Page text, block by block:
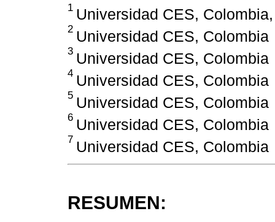
1 Universidad CES,
2 Universidad CES, Colombia
3 Universidad CES, Colombia
4 Universidad CES, Colombia
5 Universidad CES, Colombia
6 Universidad CES, Colombia
7 Universidad CES, Colombia
RESUMEN: